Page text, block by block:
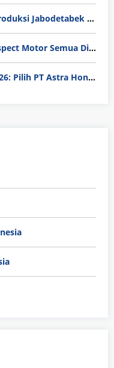
Rata-Rata Gaji Operator Produksi Jabodetabek 2025: Bedah Tuntas UMK, Lemburan, dan Realita Hidup Buruh
Gaji Karyawan Honda Prospect Motor Semua Divisi
Gaji Operator Produksi 2026: Pilih PT Astra Honda Motor (AHM) atau Manufaktur di Jepang?